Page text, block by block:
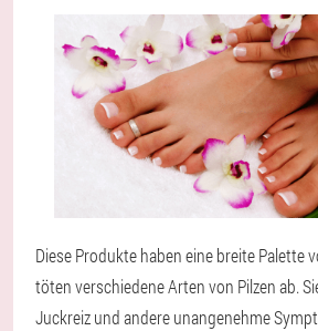
Diese Produkte haben eine breite Palette
töten verschiedene Arten von Pilzen ab.
Juckreiz und andere unangenehme